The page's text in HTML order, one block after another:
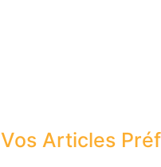
Vos Articles